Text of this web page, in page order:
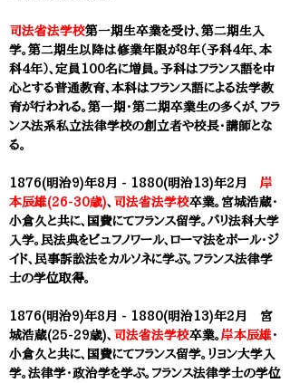
司法省法学校第一期生卒業を受け、第二期生入
学。第二期生以降は修業年限が8年（予科4年、本
科4年）、定員100名に増員。予科はフランス語を中
心とする普通教育、本科はフランス語による法学教
育が行われる。第一期・第二期卒業生の多くが、フラ
ンス法系私立法律学校の創立者や校長・講師とな
る。
1876(明治9)年8月 - 1880(明治13)年2月 岸
本辰雄(26-30歳)、 司法省法学校卒業。宮城浩蔵・
小倉久と共に、国費にてフランス留学。パリ法科大学
入学。民法典をビュフノワール、ローマ法をポール・ジ
イド、民事訴訟法をカルソネに学ぶ。フランス法律学
士の学位取得。
1876(明治9)年8月 - 1880(明治13)年2月 宮
城浩蔵(25-29歳)、 司法省法学校卒業。 岸本辰雄・
小倉久と共に、国費にてフランス留学。リヨン大学入
学。法律学・政治学を学ぶ。フランス法律学士の学位